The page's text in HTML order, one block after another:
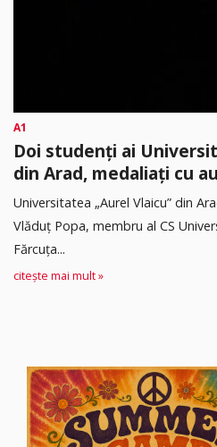
A1
Doi studenți ai
din Arad, medaliați cu
Universitatea „Aurel Vlaicu” din
Vlăduț Popa, membru al CS
Fărcuța...
citește mai mult »